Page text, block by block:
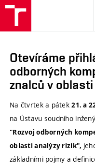
Otevíráme
odborných
znalců v
Na čtvrtek a pátek21. a
na Ústavu soudního
"Rozvoj odborných
oblasti analýzy rizik",
základními pojmy a